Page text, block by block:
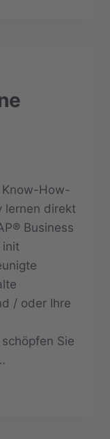
Know-How-
lernen direkt
Business
init
/ oder Ihre
Sie